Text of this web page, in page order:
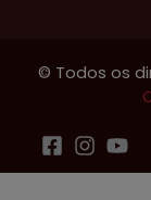
© Todos os